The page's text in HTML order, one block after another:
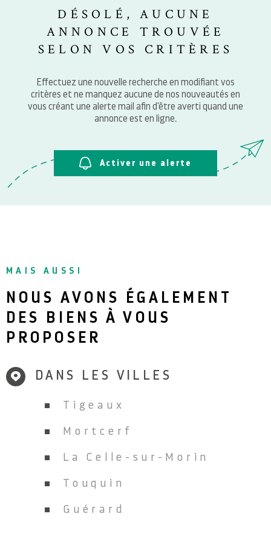
NOTRE
BLOG
DÉSOLÉ, AUCUNE
ANNONCE TROUVÉE
SELON VOS CRITÈRES
Effectuez une nouvelle recherche en modifiant vos
critères et ne manquez aucune de nos nouveautés en
vous créant une alerte mail afin d'être averti quand une
annonce est en ligne.
Activer une alerte
MAIS AUSSI
NOUS AVONS ÉGALEMENT
DES BIENS À VOUS
PROPOSER
DANS LES VILLES
Tigeaux
Mortcerf
La Celle-sur-Morin
Touquin
Guérard
Pièces
PIÈCES
RECHERCHER